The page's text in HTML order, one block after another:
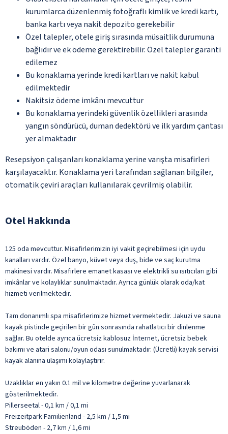
kurumlarca düzenlenmiş fotoğraflı kimlik ve kredi kartı,
banka kartı veya nakit depozito gerekebilir
Özel talepler, otele giriş sırasında müsaitlik durumuna
bağlıdır ve ek ödeme gerektirebilir. Özel talepler garanti
edilemez
Bu konaklama yerinde kredi kartları ve nakit kabul
edilmektedir
Nakitsiz ödeme imkânı mevcuttur
Bu konaklama yerindeki güvenlik özellikleri arasında
yangın söndürücü, duman dedektörü ve ilk yardım çantası
yer almaktadır
Resepsiyon çalışanları konaklama yerine varışta misafirleri
karşılayacaktır. Konaklama yeri tarafından sağlanan bilgiler,
otomatik çeviri araçları kullanılarak çevrilmiş olabilir.
Otel Hakkında
125 oda mevcuttur. Misafirlerimizin iyi vakit geçirebilmesi için uydu
kanalları vardır. Özel banyo, küvet veya duş, bide ve saç kurutma
makinesi vardır. Misafirlere emanet kasası ve elektrikli su ısıtıcıları gibi
imkânlar ve kolaylıklar sunulmaktadır. Ayrıca günlük olarak oda/kat
hizmeti verilmektedir.
Tam donanımlı spa misafirlerimize hizmet vermektedir. Jakuzi ve sauna
kayak pistinde geçirilen bir gün sonrasında rahatlatıcı bir dinlenme
sağlar. Bu otelde ayrıca ücretsiz kablosuz İnternet, ücretsiz bebek
bakımı ve atari salonu/oyun odası sunulmaktadır. (Ücretli) kayak servisi
kayak alanına ulaşımı kolaylaştırır.
Uzaklıklar en yakın 0.1 mil ve kilometre değerine yuvarlanarak
gösterilmektedir.
Pillerseetal - 0,1 km / 0,1 mi
Freizeitpark Familienland - 2,5 km / 1,5 mi
Streuböden - 2,7 km / 1,6 mi